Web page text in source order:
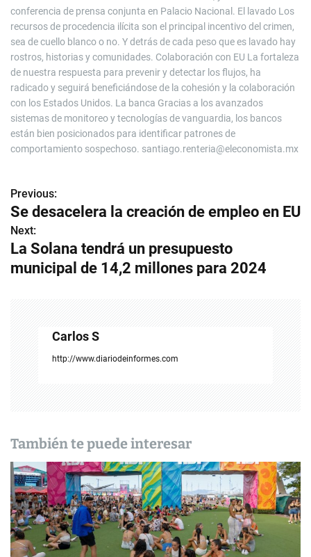
conferencia de prensa conjunta en Palacio Nacional. El lavado Los
recursos de procedencia ilícita son el principal incentivo del crimen,
sea de cuello blanco o no. Y detrás de cada peso que es lavado hay
rostros, historias y comunidades. Colaboración con EU La fortaleza
de nuestra respuesta para prevenir y detectar los flujos, ha
radicado y seguirá beneficiándose de la cohesión y la colaboración
con los Estados Unidos. La banca Gracias a los avanzados
sistemas de monitoreo y tecnologías de vanguardia, los bancos
están bien posicionados para identificar patrones de
comportamiento sospechoso. santiago.renteria@eleconomista.mx
N
a
v
e
n
d
e
e
n
Previous:
Se desacelera la creación de empleo en EU
Next:
La Solana tendrá un presupuesto
municipal de 14,2 millones para 2024
Carlos S
http://www.diariodeinformes.com
También te puede interesar